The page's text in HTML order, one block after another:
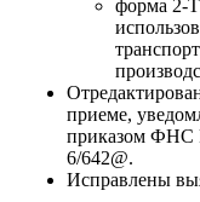
форма 2-
приеме,
приказом ФНС
6/642@.
Исправлены